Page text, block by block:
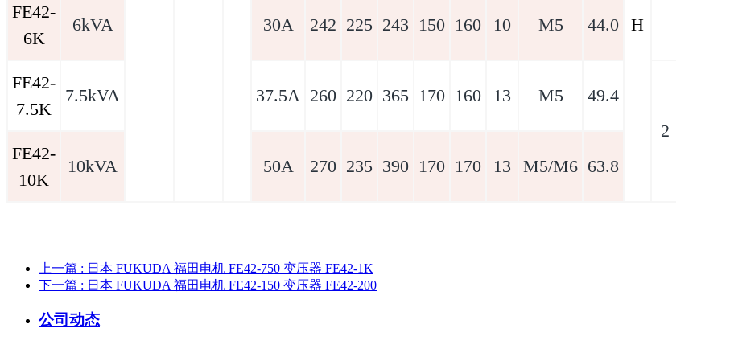
H
FE42-
6K
6kVA 30A 242 225 243 150 160 10 M5 44.0
FE42-
7.5K
7.5kVA 37.5A 260 220 365 170 160 13 M5
49.4
2
FE42-
10K
10kVA 50A 270 235 390 170 170 13 M5/M6 63.8
上一篇 : 日本 FUKUDA 福田电机 FE42-750 变压器 FE42-1K
下一篇 : 日本 FUKUDA 福田电机 FE42-150 变压器 FE42-200
公司动态